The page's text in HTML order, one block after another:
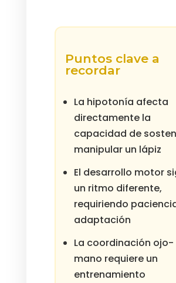
Puntos clave a
recordar
La hipotonía afecta
directamente la
capacidad de
manipular un lápiz
El desarrollo motor
un ritmo diferente,
requiriendo
adaptación
La coordinación ojo-
mano requiere un
entrenamiento